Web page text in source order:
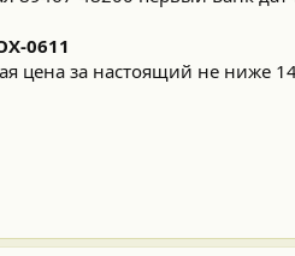
0611
цена за настоящий не ниже